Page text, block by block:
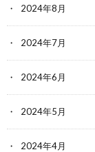
2024年8月
2024年7月
2024年6月
2024年5月
2024年4月